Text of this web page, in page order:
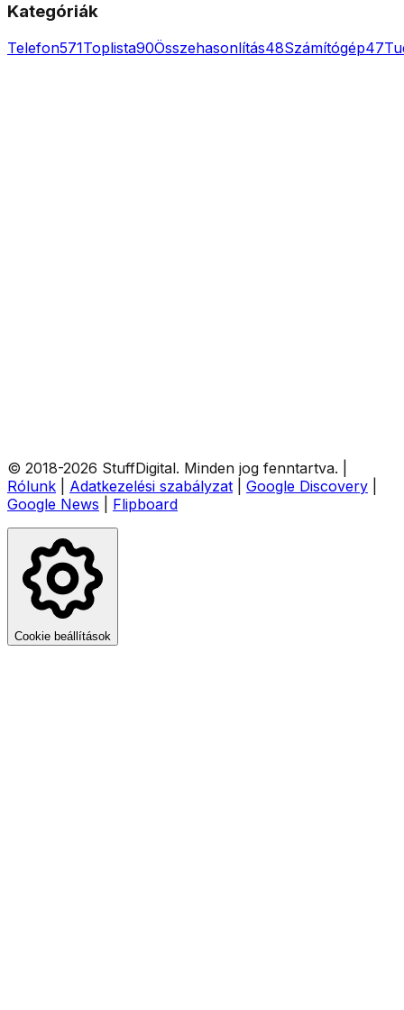
Kategóriák
Telefon571Toplista90Összehasonlítás48Számítógép47
© 2018-2026 StuffDigital. Minden jog fenntartva.
Rólunk
Adatkezelési szabályzat Google Discovery
Google News
Flipboard
Cookie beállítások